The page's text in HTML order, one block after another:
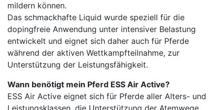
mildern können.
Das schmackhafte Liquid wurde speziell für die
dopingfreie Anwendung unter intensiver Belastung
entwickelt und eignet sich daher auch für Pferde
während der aktiven Wettkampfteilnahme, zur
Unterstützung der Leistungsfähigkeit.
Wann benötigt mein Pferd ESS Air Active?
ESS Air Active eignet sich für Pferde aller Alters- und